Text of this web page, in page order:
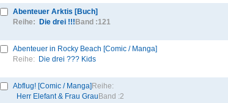
Abenteuer Arktis [Buch]
Reihe:
Die drei !!! Band :121
Abenteuer in Rocky Beach [Comic / Manga]
Reihe:
Die drei ??? Kids
Abflug! [Comic / Manga] Reihe:
Herr Elefant & Frau Grau Band :2